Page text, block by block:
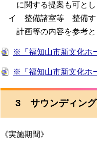
に関する提案も可とし
イ 整備諸室等 整備す
計画等の内容を参考と
※「福知山市新文化ホ
※「福知山市新文化ホ
3 サウンディング
《実施期間》